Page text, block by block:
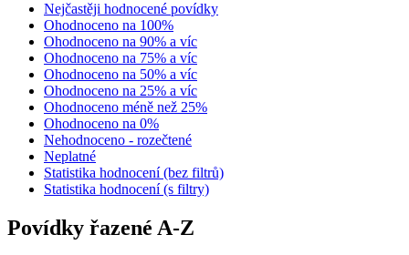
Nejčastěji hodnocené povídky
Ohodnoceno na 100%
Ohodnoceno na 90% a víc
Ohodnoceno na 75% a víc
Ohodnoceno na 50% a víc
Ohodnoceno na 25% a víc
Ohodnoceno méně než 25%
Ohodnoceno na 0%
Nehodnoceno - rozečtené
Neplatné
Statistika hodnocení (bez filtrů)
Statistika hodnocení (s filtry)
Povídky řazené A-Z